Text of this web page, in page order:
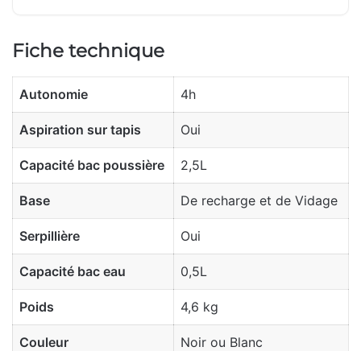
Fiche technique
Autonomie 4h
Aspiration sur tapis Oui
Capacité bac poussière 2,5L
Base De recharge et de Vidage
Serpillière Oui
Capacité bac eau 0,5L
Poids 4,6 kg
Couleur Noir ou Blanc